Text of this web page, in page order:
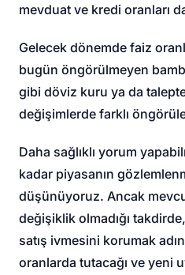
mevduat ve kredi oranları
Gelecek dönemde faiz
bugün öngörülmeyen
gibi döviz kuru ya da
değişimlerde farklı
Daha sağlıklı yorum
kadar piyasanın
düşünüyoruz. Ancak
değişiklik olmadığı
satış ivmesini korumak
oranlarda tutacağı ve yeni